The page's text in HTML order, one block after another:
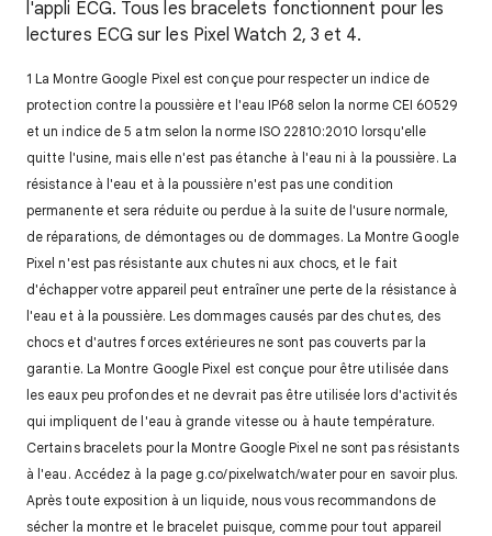
l'appli ECG. Tous les bracelets fonctionnent pour les
lectures ECG sur les Pixel Watch 2, 3 et 4.
1 La Montre Google Pixel est conçue pour respecter un indice de
protection contre la poussière et l'eau IP68 selon la norme CEI 60529
et un indice de 5 atm selon la norme ISO 22810:2010 lorsqu'elle
quitte l'usine, mais elle n'est pas étanche à l'eau ni à la poussière. La
résistance à l'eau et à la poussière n'est pas une condition
permanente et sera réduite ou perdue à la suite de l'usure normale,
de réparations, de démontages ou de dommages. La Montre Google
Pixel n'est pas résistante aux chutes ni aux chocs, et le fait
d'échapper votre appareil peut entraîner une perte de la résistance à
l'eau et à la poussière. Les dommages causés par des chutes, des
chocs et d'autres forces extérieures ne sont pas couverts par la
garantie. La Montre Google Pixel est conçue pour être utilisée dans
les eaux peu profondes et ne devrait pas être utilisée lors d'activités
qui impliquent de l'eau à grande vitesse ou à haute température.
Certains bracelets pour la Montre Google Pixel ne sont pas résistants
à l'eau. Accédez à la page g.co/pixelwatch/water pour en savoir plus.
Après toute exposition à un liquide, nous vous recommandons de
sécher la montre et le bracelet puisque, comme pour tout appareil